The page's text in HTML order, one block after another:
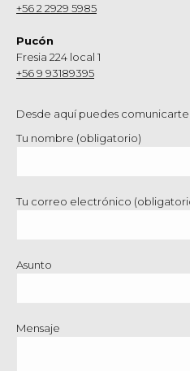
+56 2 2929 5985
Pucón
Fresia 224 local 1
+56 9 93189395
Desde aquí puedes
Tu nombre (obligatorio)
Tu correo electrónico
Asunto
Mensaje